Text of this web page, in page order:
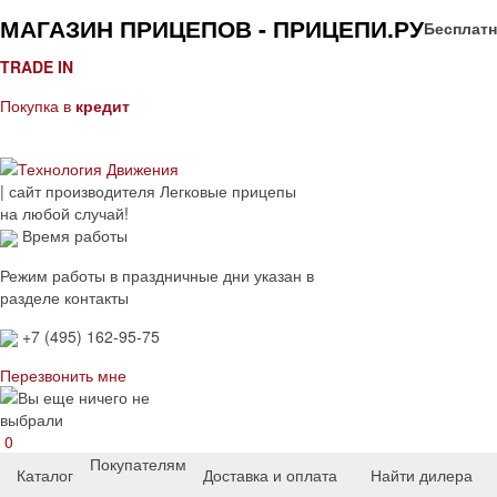
МАГАЗИН ПРИЦЕПОВ - ПРИЦЕПИ.РУ
TRADE IN
Покупка в кредит
| сайт производителя Легковые прицепы
на любой случай!
Время работы
Режим работы в праздничные дни указан в
разделе контакты
+7 (495) 162-95-75
Перезвонить мне
0
Каталог
Покупателям Доставка и оплата Найти дилера